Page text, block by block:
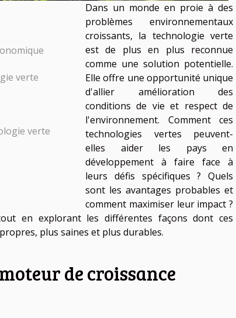
verte
verte
Dans un monde en proie à des
problèmes environnementaux
croissants, la technologie verte
est de plus en plus reconnue
comme une solution potentielle.
Elle offre une opportunité unique
d'allier amélioration des
conditions de vie et respect de
l'environnement. Comment ces
technologies vertes peuvent-
elles aider les pays en
développement à faire face à
leurs défis spécifiques ? Quels
sont les avantages probables et
comment maximiser leur impact ?
en explorant les différentes façons dont ces
plus saines et plus durables.
de croissance